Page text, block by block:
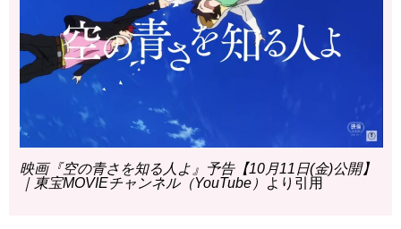
映画『空の青さを知る人よ』予告【10月11日(金)公開】
｜東宝MOVIEチャンネル（YouTube）
より引用